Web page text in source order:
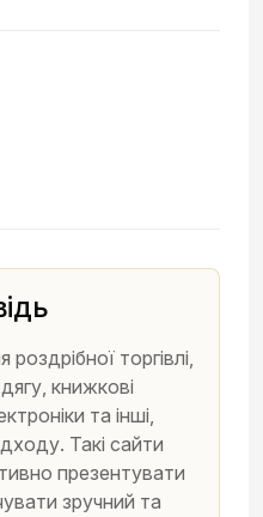
торгівлі,
книжкові
та інші,
Такі сайти
презентувати
зручний та